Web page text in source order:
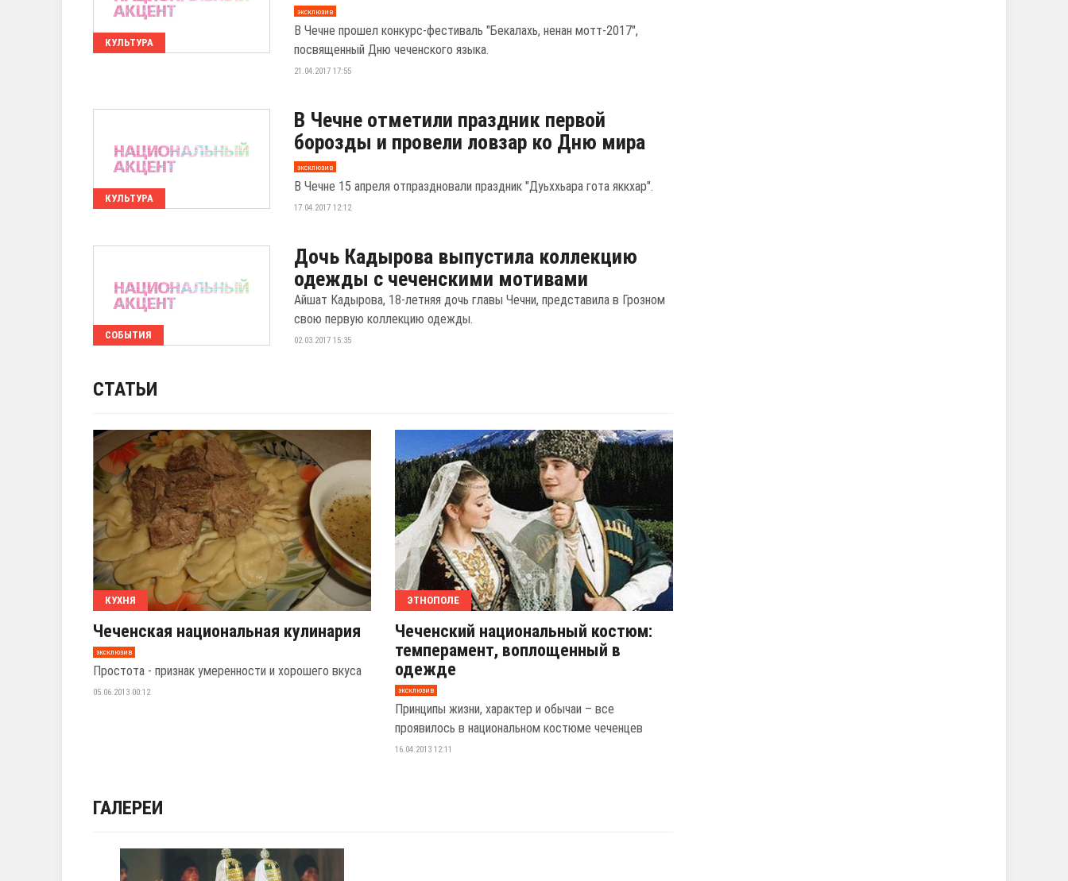
КУЛЬТУРА
эксклюзив
В Чечне прошел конкурс-фестиваль "Бекалахь, ненан мотт-2017",
посвященный Дню чеченского языка.
21.04.2017 17:55
КУЛЬТУРА
В Чечне отметили праздник первой
борозды и провели ловзар ко Дню мира
эксклюзив
В Чечне 15 апреля отпраздновали праздник "Дуьххьара гота яккхар".
17.04.2017 12:12
СОБЫТИЯ
Дочь Кадырова выпустила коллекцию
одежды с чеченскими мотивами
Айшат Кадырова, 18-летняя дочь главы Чечни, представила в Грозном
свою первую коллекцию одежды.
02.03.2017 15:35
СТАТЬИ
КУХНЯ
Чеченская национальная кулинария
эксклюзив
Простота - признак умеренности и хорошего вкуса
05.06.2013 00:12
ЭТНОПОЛЕ
Чеченский национальный костюм:
темперамент, воплощенный в
одежде
эксклюзив
Принципы жизни, характер и обычаи – все
проявилось в национальном костюме чеченцев
16.04.2013 12:11
ГАЛЕРЕИ